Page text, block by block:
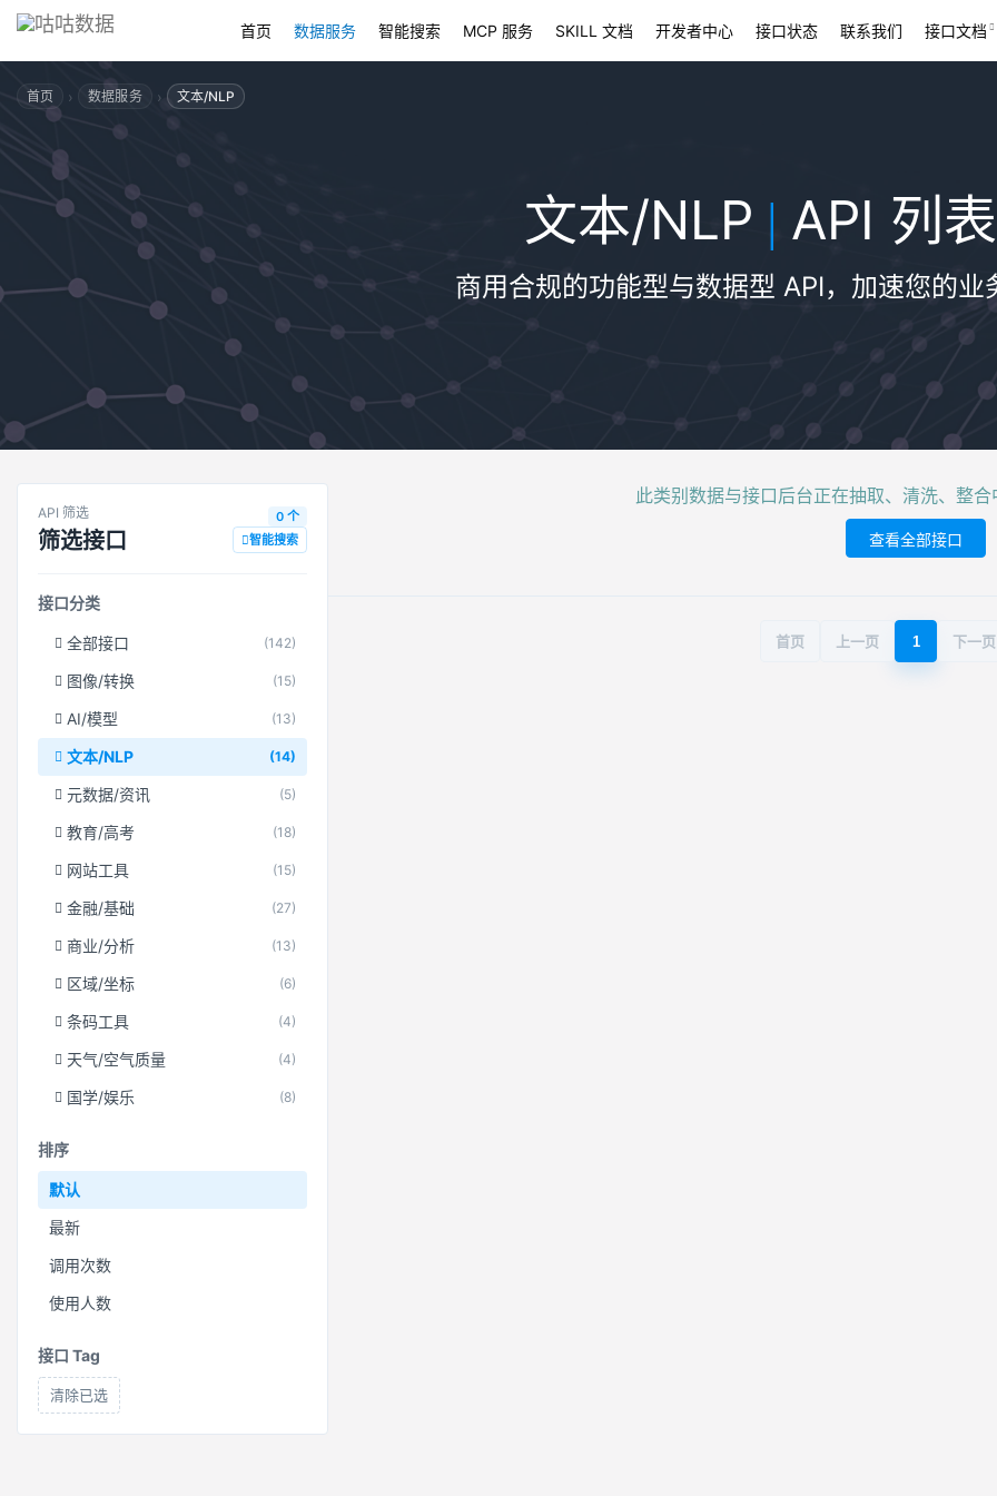
首页 数据服务 智能搜索 MCP 服务 SKILL 文档 开发者中心 接口状态 联系我们 接口文档
首页 › 数据服务 › 文本/NLP
文本/NLP | API 列表
商用合规的功能型与数据型 API，加速您的业
API 筛选
筛选接口
0 个
智能搜索
接口分类
全部接口 (142)
图像/转换 (15)
AI/模型 (13)
文本/NLP (14)
元数据/资讯 (5)
教育/高考 (18)
网站工具 (15)
金融/基础 (27)
商业/分析 (13)
区域/坐标 (6)
条码工具 (4)
天气/空气质量 (4)
国学/娱乐 (8)
排序
默认
最新
调用次数
使用人数
接口 Tag
清除已选
此类别数据与接口后台正在抽取、清洗、整
查看全部接口
首页 上一页 1 下一页